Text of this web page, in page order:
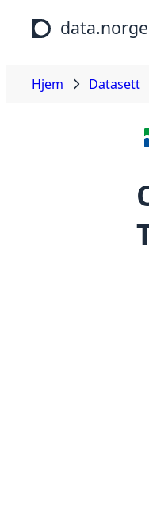
Hopp til hovedinnhold
Hjem Datasett